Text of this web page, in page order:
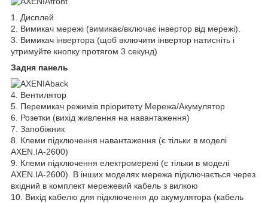
1. Дисплей
2. Вимикач мережі (вимикає/включає інвертор від мережі).
3. Вимикач інвертора (щоб включити інвертор натисніть і
утримуйте кнопку протягом 3 секунд)
Задня панель
4. Вентилятор
5. Перемикач режимів пріоритету Мережа/Акумулятор
6. Розетки (вихід живлення на навантаження)
7. Запобіжник
8. Клеми підключення навантаження (є тільки в моделі
AXEN.IA-2600)
9. Клеми підключення електромережі (є тільки в моделі
AXEN.IA-2600). В інших моделях мережа підключається через
вхідний в комплект мережевий кабель з вилкою
10. Вихід кабелю для підключення до акумулятора (кабель